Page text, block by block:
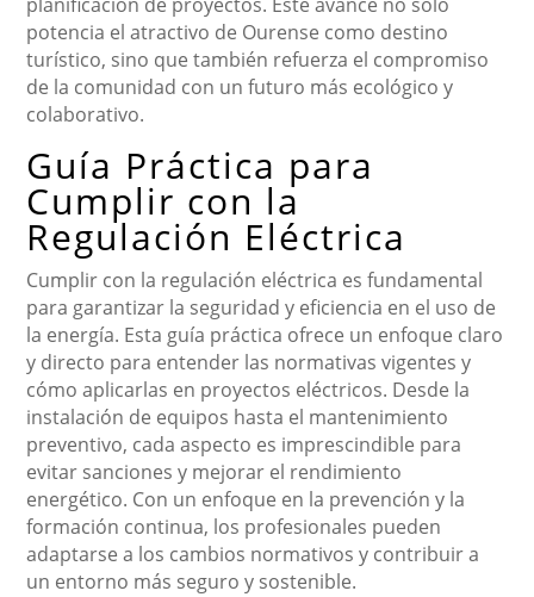
potencia el atractivo de Ourense como destino
turístico, sino que también refuerza el compromiso
de la comunidad con un futuro más ecológico y
colaborativo.
Guía Práctica para
Cumplir con la
Regulación Eléctrica
Cumplir con la regulación eléctrica es fundamental
para garantizar la seguridad y eficiencia en el uso de
la energía. Esta guía práctica ofrece un enfoque claro
y directo para entender las normativas vigentes y
cómo aplicarlas en proyectos eléctricos. Desde la
instalación de equipos hasta el mantenimiento
preventivo, cada aspecto es imprescindible para
evitar sanciones y mejorar el rendimiento
energético. Con un enfoque en la prevención y la
formación continua, los profesionales pueden
adaptarse a los cambios normativos y contribuir a
un entorno más seguro y sostenible.